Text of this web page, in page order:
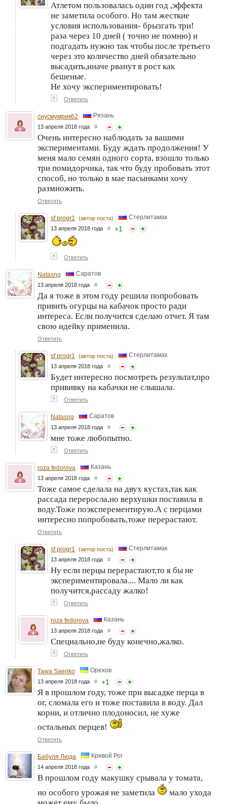
Атлетом пользовалась один год ,эффекта
не заметила особого. Но там жесткие
условия использования- брызгать три!
раза через 10 дней ( точно не помню) и
подгадать нужно так чтобы после третьего
через это количество дней обязательно
высадить,иначе рванут в рост как
бешеные.
Не хочу экспериментировать!
↑ Ответить
снусмумрик62 Рязань
13 апреля 2018 года #
Очень интересно наблюдать за вашими
экспериментами. Буду ждать продолжения! У
меня мало семян одного сорта, взошло только
три помидорчика, так что буду пробовать этот
способ, но только в мае пасынками хочу
размножить.
Ответить
sf progr1 (автор поста) Стерлитамак
13 апреля 2018 года # +1
↑ Ответить
Natasng Саратов
13 апреля 2018 года #
Да я тоже в этом году решила попробовать
привить огурцы на кабачок просто ради
интереса. Если получится сделаю отчет. Я там
свою идейку применила.
Ответить
sf progr1 (автор поста) Стерлитамак
13 апреля 2018 года #
Будет интересно посмотреть результат,про
прививку на кабачки не слышала.
↑ Ответить
Natasng Саратов
13 апреля 2018 года #
мне тоже любопытно.
↑ Ответить
roza fedorova Казань
13 апреля 2018 года #
Тоже самое сделала на двух кустах,так как
рассада переросла,но верхушки поставила в
воду.Тоже поэксперементирую.А с перцами
интересно попробовать,тоже перерастают.
Ответить
sf progr1 (автор поста) Стерлитамак
13 апреля 2018 года #
Ну если перцы перерастают,то я бы не
экспериментировала.... Мало ли как
получится,рассаду жалко!
↑ Ответить
roza fedorova Казань
13 апреля 2018 года #
Специально,не буду конечно,жалко.
↑ Ответить
Tawa Saenko Орехов
13 апреля 2018 года # +1
Я в прошлом году, тоже при высадке перца в
ог, сломала его и тоже поставила в воду. Дал
корни, и отлично плодоносил, не хуже
остальных перцев!
Ответить
Бабуля Люда Кривой Рог
14 апреля 2018 года #
В прошлом году макушку срывала у томата,
но особого урожая не заметила
мало ухода